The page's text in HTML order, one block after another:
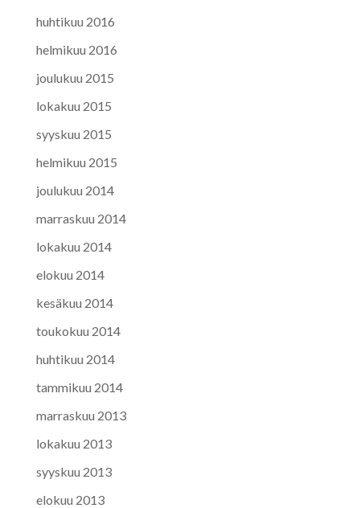
huhtikuu 2016
helmikuu 2016
joulukuu 2015
lokakuu 2015
syyskuu 2015
helmikuu 2015
joulukuu 2014
marraskuu 2014
lokakuu 2014
elokuu 2014
kesäkuu 2014
toukokuu 2014
huhtikuu 2014
tammikuu 2014
marraskuu 2013
lokakuu 2013
syyskuu 2013
elokuu 2013